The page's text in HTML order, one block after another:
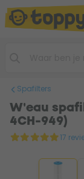
Spafilters
W'eau
4CH-949)
17